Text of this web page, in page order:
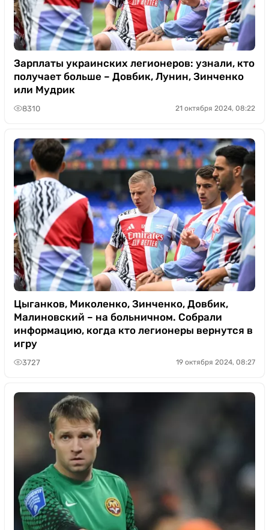
Зарплаты украинских легионеров: узнали, кто
получает больше – Довбик, Лунин, Зинченко
или Мудрик
8310 21 октября 2024, 08:22
Цыганков, Миколенко, Зинченко, Довбик,
Малиновский – на больничном. Собрали
информацию, когда кто легионеры вернутся в
игру
3727 19 октября 2024, 08:27